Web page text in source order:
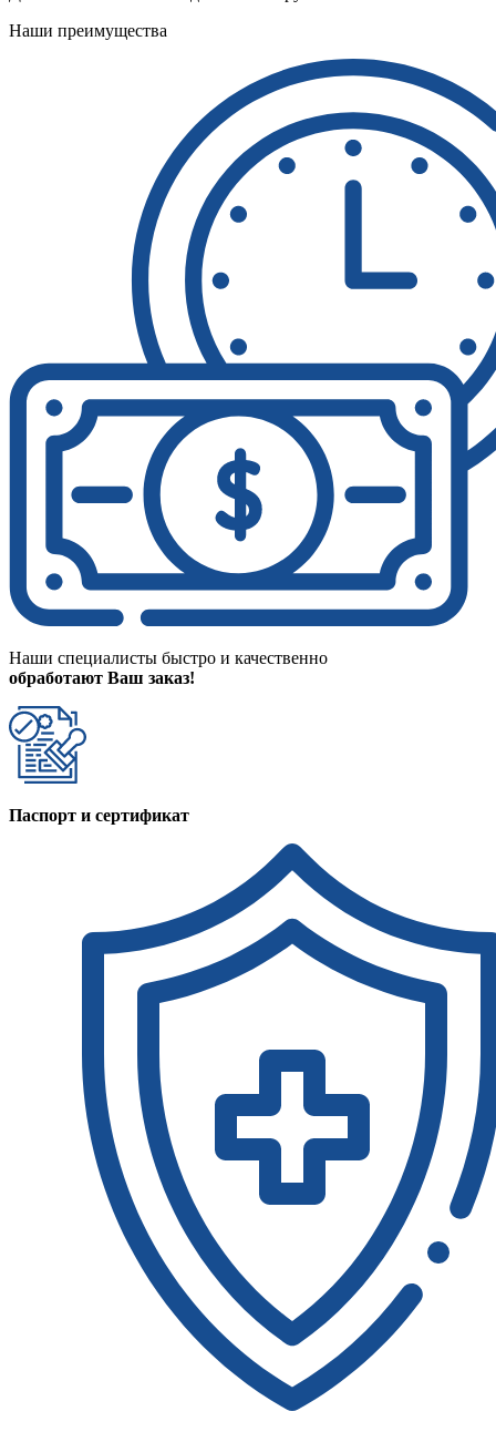
Наши преимущества
Наши специалисты быстро и качественно
обработают Ваш заказ!
Паспорт и сертификат